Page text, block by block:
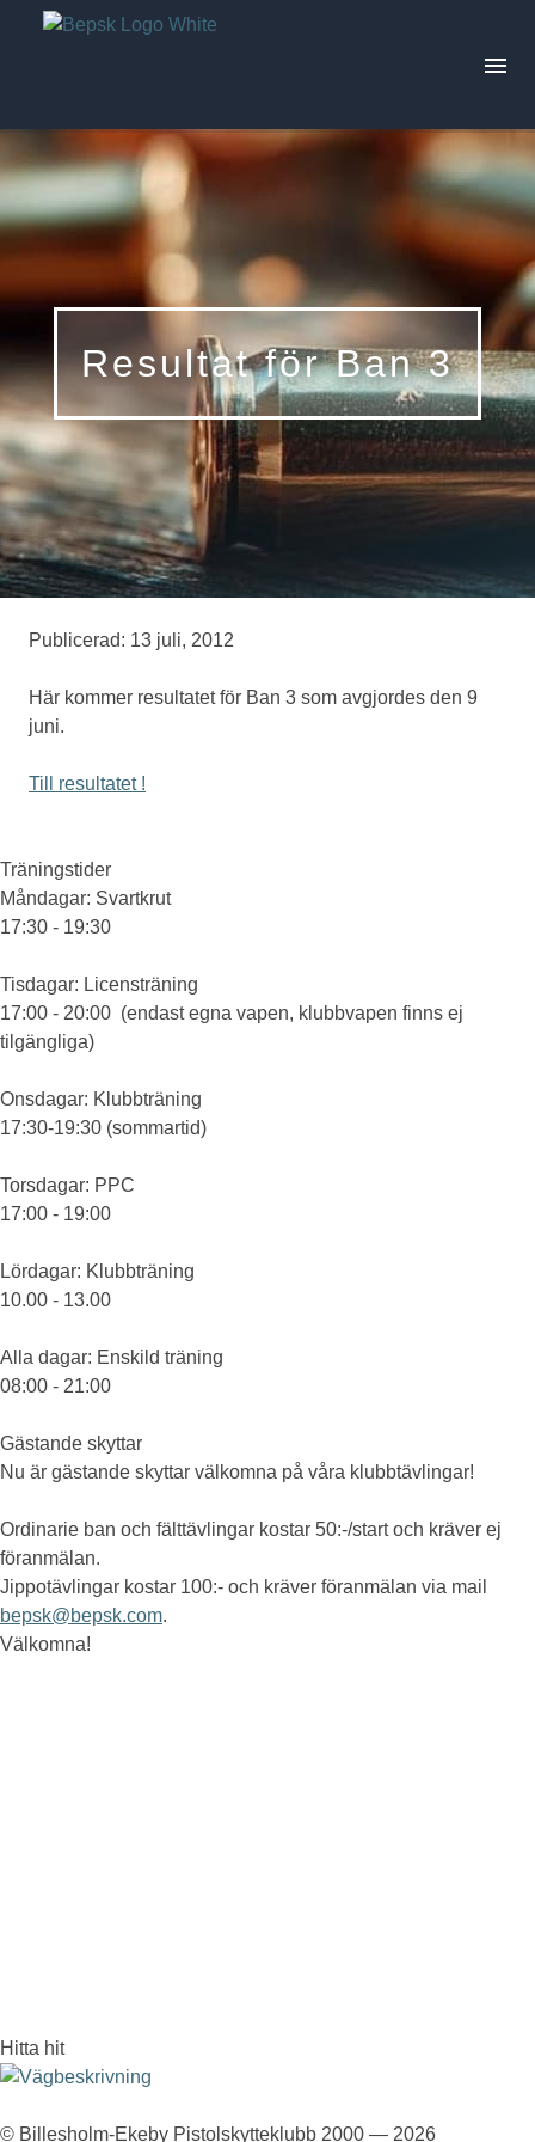
Aktuellt
Skjutprogram
Tävlingar
Trivselskjutningar
Medlemskap
Eventskytte
Resultat för Ban 3
Publicerad: 13 juli, 2012
Här kommer resultatet för Ban 3 som avgjordes den 9
juni.
Till resultatet !
Träningstider
Måndagar: Svartkrut
17:30 - 19:30
Tisdagar: Licensträning
17:00 - 20:00 (endast egna vapen, klubbvapen finns ej
tilgängliga)
Onsdagar: Klubbträning
17:30-19:30 (sommartid)
Torsdagar: PPC
17:00 - 19:00
Lördagar: Klubbträning
10.00 - 13.00
Alla dagar: Enskild träning
08:00 - 21:00
Gästande skyttar
Nu är gästande skyttar välkomna på våra klubbtävlingar!
Ordinarie ban och fälttävlingar kostar 50:-/start och kräver ej
föranmälan.
Jippotävlingar kostar 100:- och kräver föranmälan via mail
bepsk@bepsk.com.
Välkomna!
Hitta hit
© Billesholm-Ekeby Pistolskytteklubb 2000 — 2026